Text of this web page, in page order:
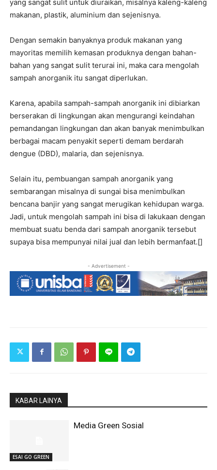
yang sangat sulit untuk diuraikan, misalnya kaleng-kaleng
makanan, plastik, aluminium dan sejenisnya.
Dengan semakin banyaknya produk makanan yang
mayoritas memilih kemasan produknya dengan bahan-
bahan yang sangat sulit terurai ini, maka cara mengolah
sampah anorganik itu sangat diperlukan.
Karena, apabila sampah-sampah anorganik ini dibiarkan
berserakan di lingkungan akan mengurangi keindahan
pemandangan lingkungan dan akan banyak menimbulkan
berbagai macam penyakit seperti demam berdarah
dengue (DBD), malaria, dan sejenisnya.
Selain itu, pembuangan sampah anorganik yang
sembarangan misalnya di sungai bisa menimbulkan
bencana banjir yang sangat merugikan kehidupan warga.
Jadi, untuk mengolah sampah ini bisa di lakukaan dengan
membuat suatu benda dari sampah anorganik tersebut
supaya bisa mempunyai nilai jual dan lebih bermanfaat.[]
- Advertisement -
KABAR LAINYA
ESAI GO GREEN
Media Green Sosial